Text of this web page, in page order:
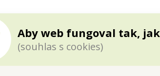
Aby web fungoval tak,
(souhlas s cookies)
působí jako ledová socha rozzářená
atmosféru. Hodí se na stůl, parapet nebo
a slavnostní náladu, která neomrzí ani při